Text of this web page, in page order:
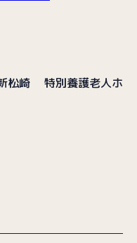
松崎 特別養護老人ホ